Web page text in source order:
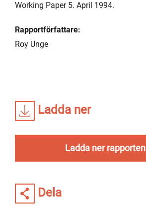
Ladda ner
Ladda ner rapporten
Dela
Working Paper 5. April 1994.
Rapportförfattare:
Roy Unge